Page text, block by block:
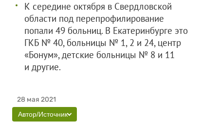
К середине октября в Свердловской
области под перепрофилирование
попали 49 больниц. В Екатеринбурге это
ГКБ № 40, больницы № 1, 2 и 24, центр
«Бонум», детские больницы № 8 и 11
и другие.
28 мая 2021
Автор/Источник